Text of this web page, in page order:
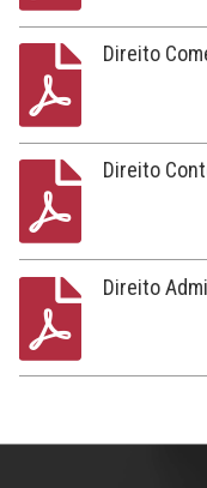
Direito
Direito
Direito